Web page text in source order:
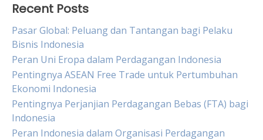
Recent Posts
Pasar Global: Peluang dan Tantangan bagi Pelaku
Bisnis Indonesia
Peran Uni Eropa dalam Perdagangan Indonesia
Pentingnya ASEAN Free Trade untuk Pertumbuhan
Ekonomi Indonesia
Pentingnya Perjanjian Perdagangan Bebas (FTA) bagi
Indonesia
Peran Indonesia dalam Organisasi Perdagangan